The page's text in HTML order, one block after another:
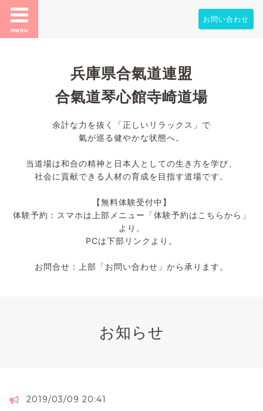
menu
お問い合わせ
兵庫県合氣道連盟
合氣道琴心館寺崎道場
余計な力を抜く「正しいリラックス」で
氣が巡る健やかな状態へ。
当道場は和合の精神と日本人としての生き方を学び、
社会に貢献できる人材の育成を目指す道場です。
【無料体験受付中】
体験予約：スマホは上部メニュー「体験予約はこちらから」
より。
PCは下部リンクより。
お問合せ：上部「お問い合わせ」から承ります。
お知らせ
2019/03/09 20:41